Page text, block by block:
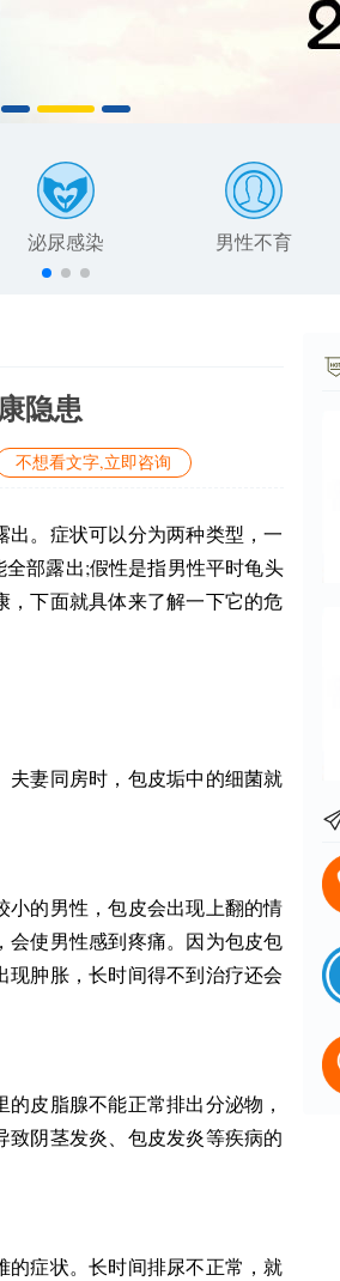
泌尿感染 男性不育
隐患
不想看文字,立即咨询
。症状可以分为两种类型，一
部露出;假性是指男性平时龟头
下面就具体来了解一下它的危
妻同房时，包皮垢中的细菌就
的男性，包皮会出现上翻的情
使男性感到疼痛。因为包皮包
肿胀，长时间得不到治疗还会
皮脂腺不能正常排出分泌物，
阴茎发炎、包皮发炎等疾病的
症状。长时间排尿不正常，就